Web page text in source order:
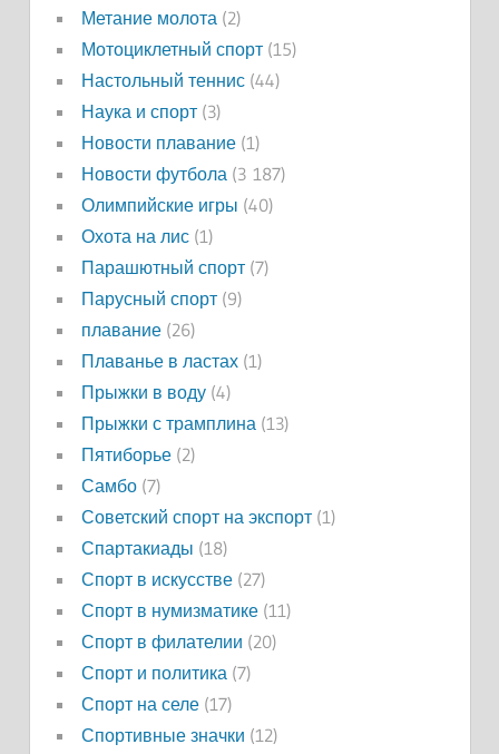
Метание молота(2)
Мотоциклетный спорт(15)
Настольный теннис(44)
Наука и спорт(3)
Новости плавание(1)
Новости футбола(3 187)
Олимпийские игры (40)
Охота на лис(1)
Парашютный спорт(7)
Парусный спорт(9)
плавание(26)
Плаванье в ластах(1)
Прыжки в воду(4)
Прыжки с трамплина(13)
Пятиборье(2)
Самбо(7)
Советский спорт на экспорт(1)
Спартакиады (18)
Спорт в искусстве(27)
Спорт в нумизматике(11)
Спорт в филателии (20)
Спорт и политика(7)
Спорт на селе(17)
Спортивные значки (12)